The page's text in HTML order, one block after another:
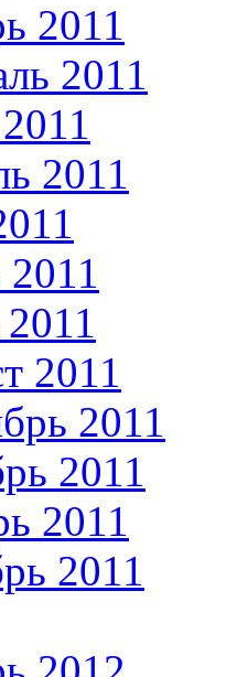
2011
2011
2011
2011
2011
2011
2011
2011